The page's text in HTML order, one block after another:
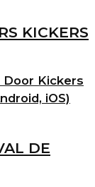
Kickers
iOS)